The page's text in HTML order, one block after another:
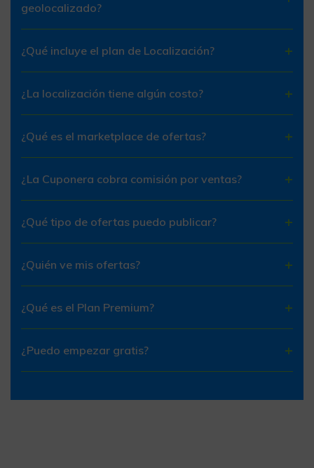
geolocalizado?
¿Qué incluye el plan de Localización?
¿La localización tiene algún costo?
¿Qué es el marketplace de ofertas?
¿La Cuponera cobra comisión por ventas?
¿Qué tipo de ofertas puedo publicar?
¿Quién ve mis ofertas?
¿Qué es el Plan Premium?
¿Puedo empezar gratis?